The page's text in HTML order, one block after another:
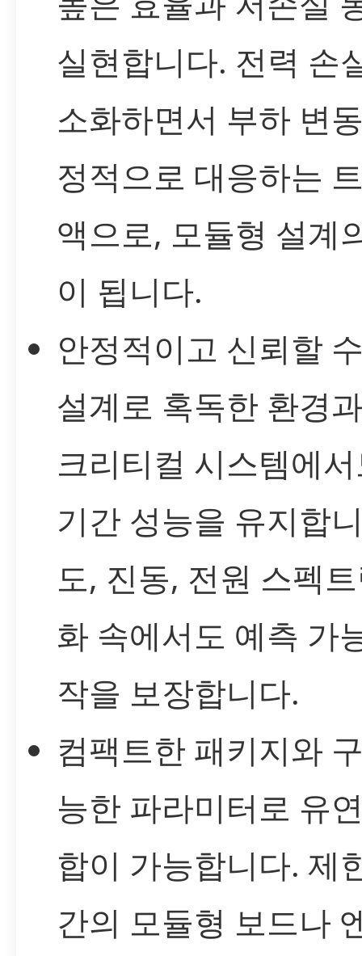
실현합니다. 전력 손
소화하면서 부하 변
정적으로 대응하는
액으로, 모듈형 설계
이 됩니다.
안정적이고 신뢰할
설계로 혹독한 환경
크리티컬 시스템에
기간 성능을 유지합
도, 진동, 전원 스펙
화 속에서도 예측 가
작을 보장합니다.
컴팩트한 패키지와
능한 파라미터로 유
합이 가능합니다. 제
간의 모듈형 보드나